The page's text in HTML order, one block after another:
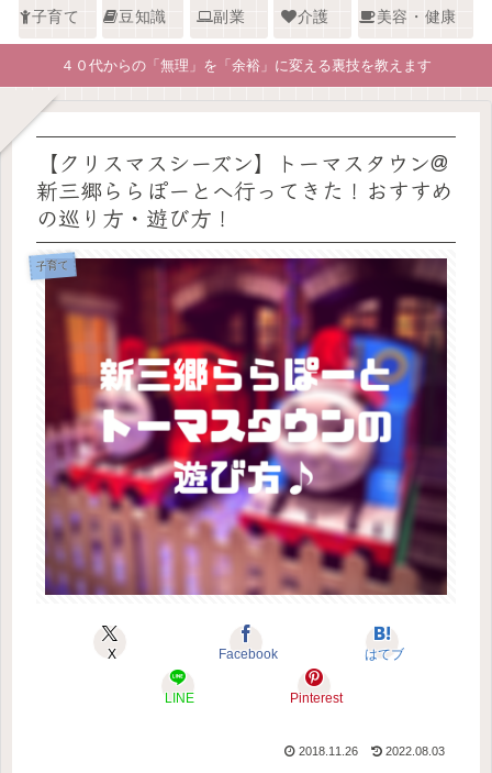
子育て 豆知識 副業 介護 美容・健康
４０代からの「無理」を「余裕」に変える裏技を教えます
【クリスマスシーズン】トーマスタウン@
新三郷ららぽーとへ行ってきた！おすすめ
の巡り方・遊び方！
子育て
X Facebook はてブ
LINE Pinterest
2018.11.26 2022.08.03